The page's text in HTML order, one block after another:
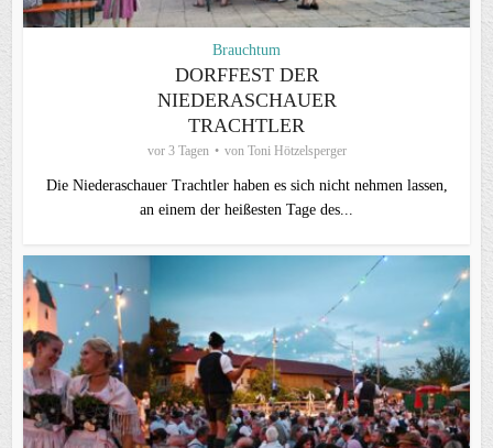
Brauchtum
DORFFEST DER
NIEDERASCHAUER
TRACHTLER
vor 3 Tagen von Toni Hötzelsperger
Die Niederaschauer Trachtler haben es sich nicht nehmen lassen,
an einem der heißesten Tage des...